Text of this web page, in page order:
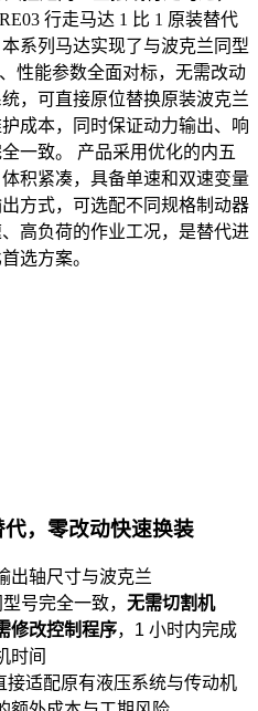
行走马达 1 比 1 原装替代
系列马达实现了与波克兰同型
性能参数全面对标，无需改动
，可直接原位替换原装波克兰
成本，同时保证动力输出、响
一致。 产品采用优化的内五
积紧凑，具备单速和双速变量
方式，可选配不同规格制动器
高负荷的作业工况，是替代进
选方案。
，零改动快速换装
出轴尺寸与波克兰
号完全一致， 无需切割机
修改控制程序，1 小时内完成
时间
接适配原有液压系统与传动机